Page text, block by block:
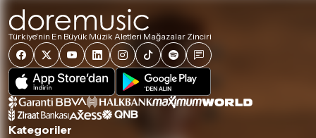
Türkiye'nin En Büyük Müzik Aletleri Mağazalar Zinciri
Kategoriler